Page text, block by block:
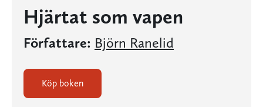
Hjärtat som vapen
Författare: Björn Ranelid
Köp boken